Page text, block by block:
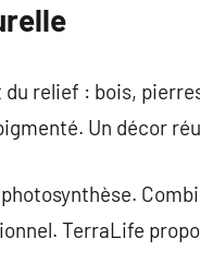
du relief : bois,
Un décor
photosynthèse.
TerraLife